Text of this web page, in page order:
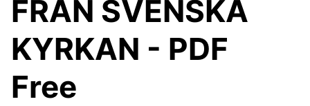
FRÅN SVENSKA
KYRKAN - PDF
Free